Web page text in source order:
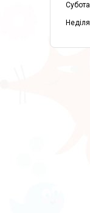
Субота
Неділя